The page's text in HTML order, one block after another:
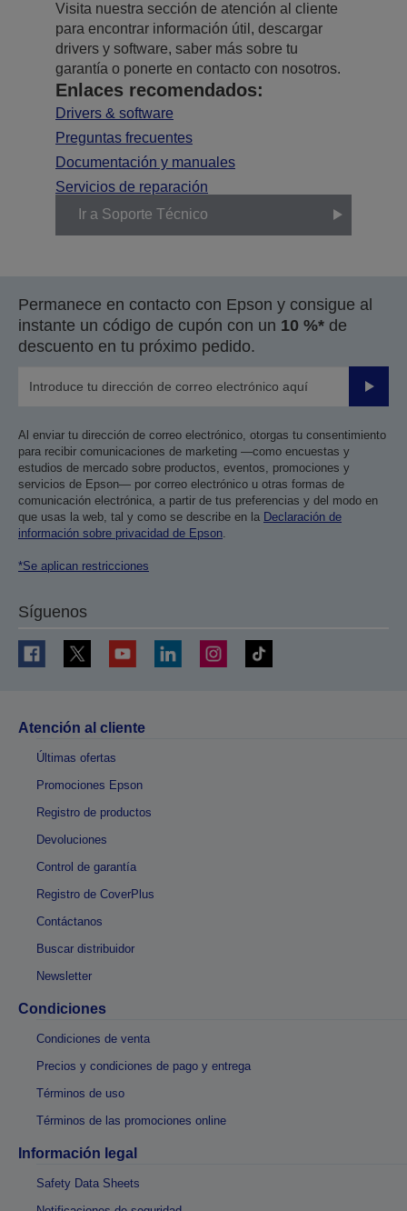
Visita nuestra sección de atención al cliente
para encontrar información útil, descargar
drivers y software, saber más sobre tu
garantía o ponerte en contacto con nosotros.
Enlaces recomendados:
Drivers & software
Preguntas frecuentes
Documentación y manuales
Servicios de reparación
Ir a Soporte Técnico
Permanece en contacto con Epson y consigue al
instante un código de cupón con un 10 %* de
descuento en tu próximo pedido.
Enviar
Al enviar tu dirección de correo electrónico, otorgas tu consentimiento
para recibir comunicaciones de marketing —como encuestas y
estudios de mercado sobre productos, eventos, promociones y
servicios de Epson— por correo electrónico u otras formas de
comunicación electrónica, a partir de tus preferencias y del modo en
que usas la web, tal y como se describe en la Declaración de
información sobre privacidad de Epson
*Se aplican restricciones
Síguenos
Atención al cliente
Últimas ofertas
Promociones Epson
Registro de productos
Devoluciones
Control de garantía
Registro de CoverPlus
Contáctanos
Buscar distribuidor
Newsletter
Condiciones
Condiciones de venta
Precios y condiciones de pago y entrega
Términos de uso
Términos de las promociones online
Información legal
Safety Data Sheets